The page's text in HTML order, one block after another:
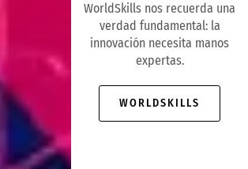
WorldSkills nos recuerda una
verdad fundamental: la
innovación necesita manos
expertas.
WORLDSKILLS